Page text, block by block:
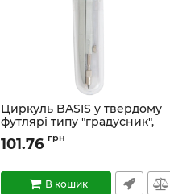
Циркуль BASIS у твердому
футлярі типу "градусник",
зелений, KIDS Line
101.76 грн
В кошик